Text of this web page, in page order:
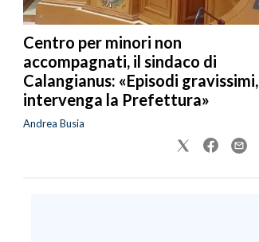
Centro per minori non
accompagnati, il sindaco di
Calangianus: «Episodi gravissimi,
intervenga la Prefettura»
Andrea Busia